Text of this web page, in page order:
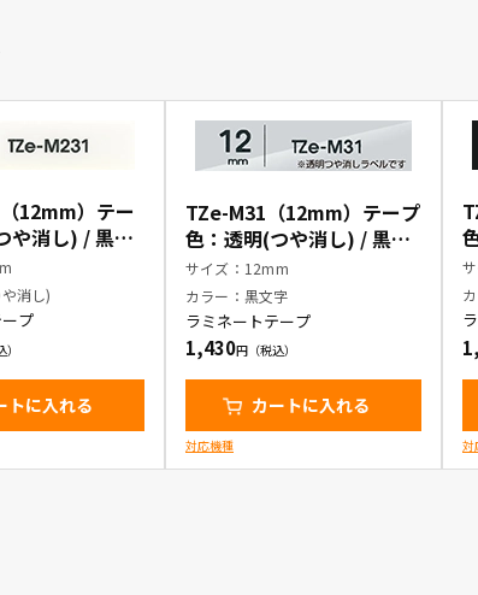
12mm）テー
や消し) / 黒文
消し)
プ
トに入れる
TZe-M31（12mm）テープ
色：透明(つや消し) / 黒文
字
サイズ：12mm
カラー：黒文字
ラミネートテープ
1,430
カートに入れる
対応機種 対